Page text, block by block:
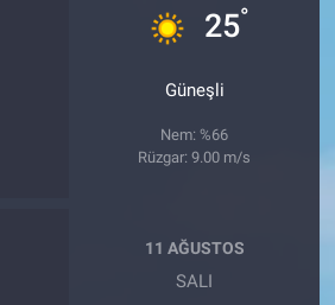
25°
Güneşli
Nem: %66
Rüzgar: 9.00 m/s
11 AĞUSTOS
SALI